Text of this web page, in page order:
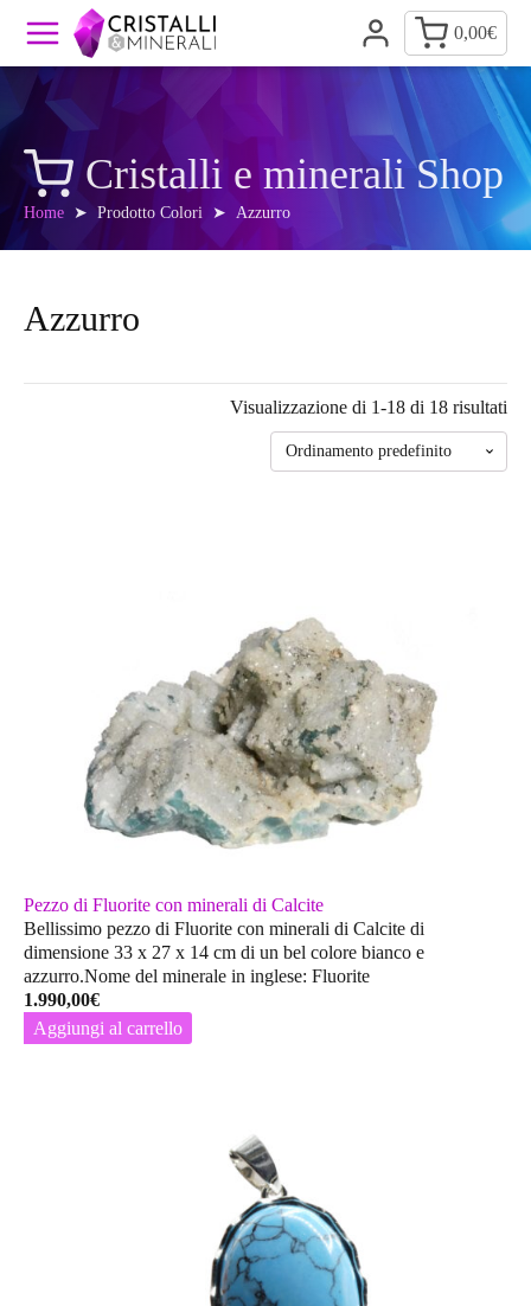
0,00€
Cristalli e minerali Shop
Home ➤ Prodotto Colori ➤ Azzurro
Azzurro
Visualizzazione di 1-18 di 18 risultati
Pezzo di Fluorite con minerali di Calcite
Bellissimo pezzo di Fluorite con minerali di Calcite di
dimensione 33 x 27 x 14 cm di un bel colore bianco e
azzurro.Nome del minerale in inglese: Fluorite
1.990,00€
Aggiungi al carrello